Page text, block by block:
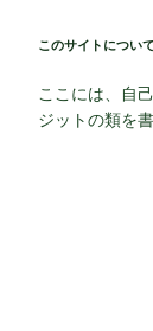
このサイトについ
ここには、自
ジットの類を